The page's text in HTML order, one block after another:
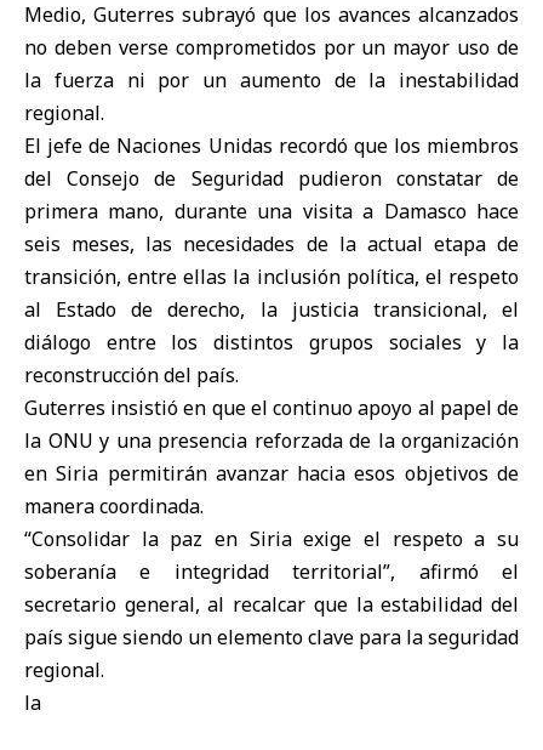
Medio, Guterres subrayó que los avances alcanzados
no deben verse comprometidos por un mayor uso de
la fuerza ni por un aumento de la inestabilidad
regional.
El jefe de Naciones Unidas recordó que los miembros
del Consejo de Seguridad pudieron constatar de
primera mano, durante una visita a Damasco hace
seis meses, las necesidades de la actual etapa de
transición, entre ellas la inclusión política, el respeto
al Estado de derecho, la justicia transicional, el
diálogo entre los distintos grupos sociales y la
reconstrucción del país.
Guterres insistió en que el continuo apoyo al papel de
la ONU y una presencia reforzada de la organización
en Siria permitirán avanzar hacia esos objetivos de
manera coordinada.
“Consolidar la paz en Siria exige el respeto a su
soberanía e integridad territorial”, afirmó el
secretario general, al recalcar que la estabilidad del
país sigue siendo un elemento clave para la seguridad
regional.
la